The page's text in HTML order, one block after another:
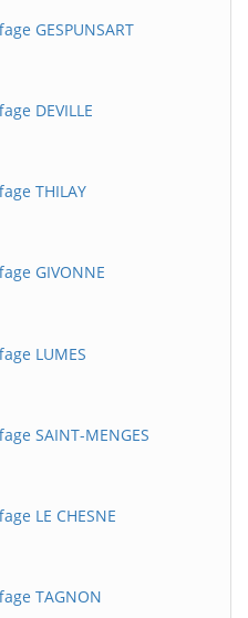
GESPUNSART
DEVILLE
THILAY
GIVONNE
LUMES
SAINT-MENGES
LE CHESNE
TAGNON